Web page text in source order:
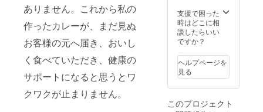
ありません。これから私の
作ったカレーが、まだ見ぬ
お客様の元へ届き、おいし
く食べていただき、健康の
サポートになると思うとワ
クワクが止まりません。
す。 ※
所要時
間：約8
時間 ※
の移動
費や食
事代な
どはご
負担と
支援で困った
時はどこに相
談したらいい
ですか？
ヘルプページを
見る
このプロジェクト